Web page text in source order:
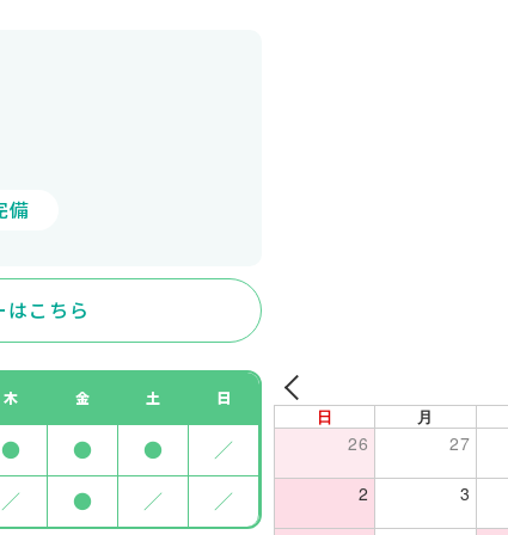
備
こちら
木 金 土 日
● ● ● ／
／ ● ／ ／
日 月
26 27
2 3